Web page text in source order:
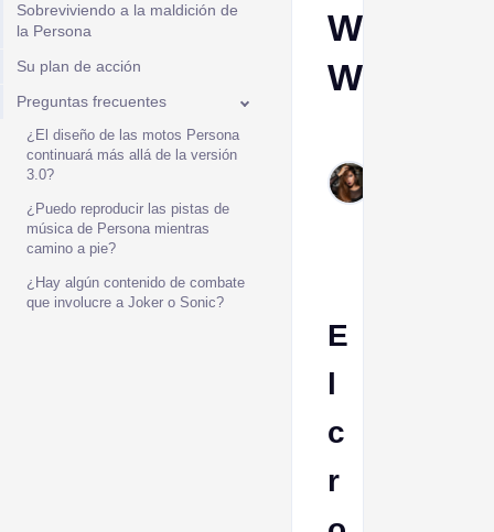
Sobreviviendo a la maldición de
la Persona
Su plan de acción
Preguntas frecuentes
¿El diseño de las motos Persona
continuará más allá de la versión
3.0?
¿Puedo reproducir las pistas de
música de Persona mientras
camino a pie?
¿Hay algún contenido de combate
que involucre a Joker o Sonic?
Waves
E
l
c
r